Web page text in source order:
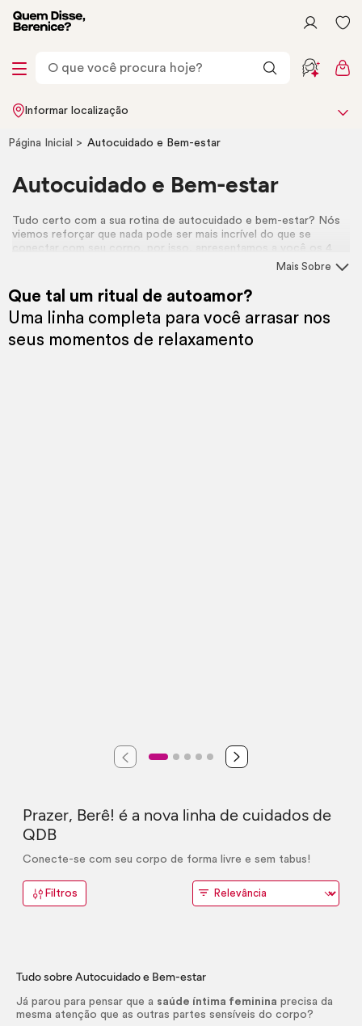
Informar localização
Página Inicial Autocuidado e Bem-estar
Autocuidado e Bem-estar
Tudo certo com a sua rotina de autocuidado e bem-estar? Nós
viemos reforçar que nada pode ser mais incrível do que se
conectar com seu corpo, por isso, apresentamos a você os 4
, a linha de cuidados que chegou para
Mais Sobre
Que tal um ritual de autoamor?
Uma linha completa para você arrasar nos
seus momentos de relaxamento
Prazer, Berê! é a nova linha de cuidados de
QDB
Conecte-se com seu corpo de forma livre e sem tabus!
Filtros
Tudo sobre Autocuidado e Bem-estar
Já parou para pensar que a saúde íntima feminina precisa da
mesma atenção que as outras partes sensíveis do corpo?